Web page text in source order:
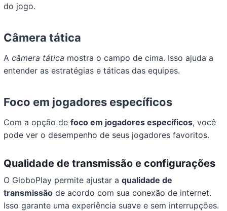
do jogo.
Câmera tática
Acâmera tática mostra o campo de cima. Isso ajuda a
entender as estratégias e táticas das equipes.
Foco em jogadores específicos
Com a opção defoco em jogadores específicos, você
pode ver o desempenho de seus jogadores favoritos.
Qualidade de transmissão e configurações
O GloboPlay permite ajustar aqualidade de
transmissão de acordo com sua conexão de internet.
Isso garante uma experiência suave e sem interrupções.